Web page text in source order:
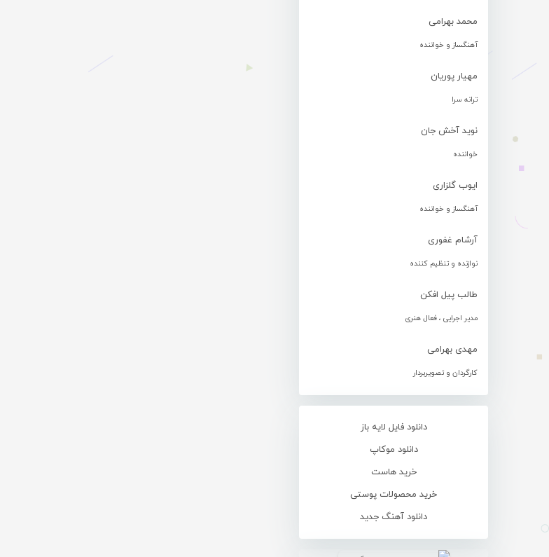
محمد بهرامی
آهنگساز و خواننده
مهیار پوریان
ترانه سرا
نوید آخش جان
خواننده
ایوب گلزاری
آهنگساز و خواننده
آرشام غفوری
نوازنده و تنظیم کننده
طالب پیل افکن
مدیر اجرایی ، فعال هنری
مهدی بهرامی
کارگردان و تصویربردار
دانلود فایل لایه باز
دانلود موکاپ
خرید هاست
خرید محصولات پوستی
دانلود آهنگ جدید